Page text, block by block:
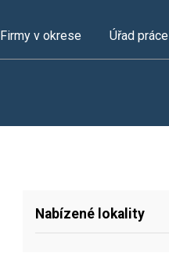
Firmy v okrese Úřad práce
Nabízené lokality